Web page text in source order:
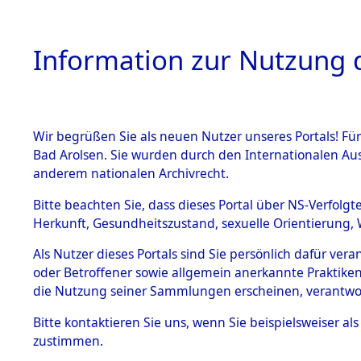
HOME BESTANDSBESCHREIBUNG
1.
Inhaftierungsdoku
5. Verschiedenes
Schleswig-Holstein
Information zur Nutzung
Wir begrüßen Sie als neuen Nutzer unseres Portals!
Bad Arolsen. Sie wurden durch den Internationalen
anderem nationalen Archivrecht.
Bitte beachten Sie, dass dieses Portal über NS-
Herkunft, Gesundheitszustand, sexuelle
Als Nutzer dieses Portals sind Sie persönlich dafür
oder Betroffener sowie allgemein anerkannte
die Nutzung seiner Sammlungen erscheinen,
Bitte kontaktieren Sie uns, wenn Sie beispielsweiser
zustimmen.